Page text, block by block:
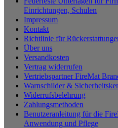
Einrichtungen, Schulen
Impressum
Kontakt
Richtlinie für
Über uns
Versandkosten
Vertrag widerrufen
Vertriebspartner FireMat
Warnschilder &
Widerrufsbelehrung
Zahlungsmethoden
Benutzeranleitung für die
Anwendung und Pflege